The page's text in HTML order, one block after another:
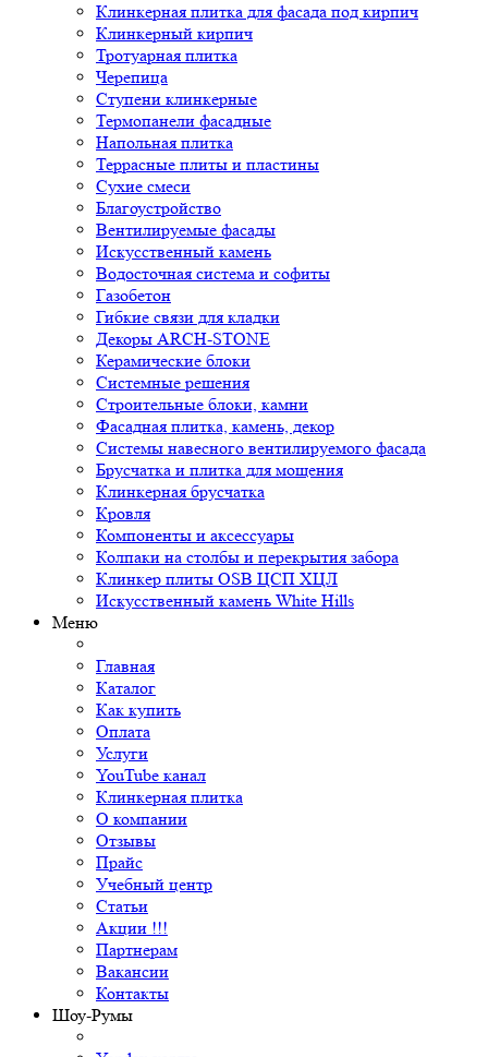
Клинкерная плитка для фасада под кирпич
Клинкерный кирпич
Тротуарная плитка
Черепица
Ступени клинкерные
Термопанели фасадные
Напольная плитка
Террасные плиты и пластины
Сухие смеси
Благоустройство
Вентилируемые фасады
Искусственный камень
Водосточная система и софиты
Газобетон
Гибкие связи для кладки
Декоры ARCH-STONE
Керамические блоки
Системные решения
Строительные блоки, камни
Фасадная плитка, камень, декор
Системы навесного вентилируемого фасада
Брусчатка и плитка для мощения
Клинкерная брусчатка
Кровля
Компоненты и аксессуары
Колпаки на столбы и перекрытия забора
Клинкер плиты OSB ЦСП ХЦЛ
Искусственный камень White Hills
Меню
Главная
Каталог
Как купить
Оплата
Услуги
YouTube канал
Клинкерная плитка
О компании
Отзывы
Прайс
Учебный центр
Статьи
Акции !!!
Партнерам
Вакансии
Контакты
Шоу-Румы